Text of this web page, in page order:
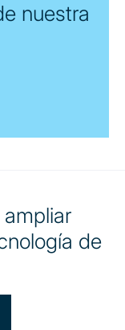
nuestra
de